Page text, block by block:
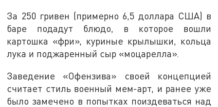
За 250 гривен (примерно 6,5 доллара США) в
баре подадут блюдо, в которое вошли
картошка «фри», куриные крылышки, кольца
лука и поджаренный сыр «моцарелла».
Заведение «Офензива» своей концепцией
считает стиль военный мем-арт, и ранее уже
было замечено в попытках поиздеваться над